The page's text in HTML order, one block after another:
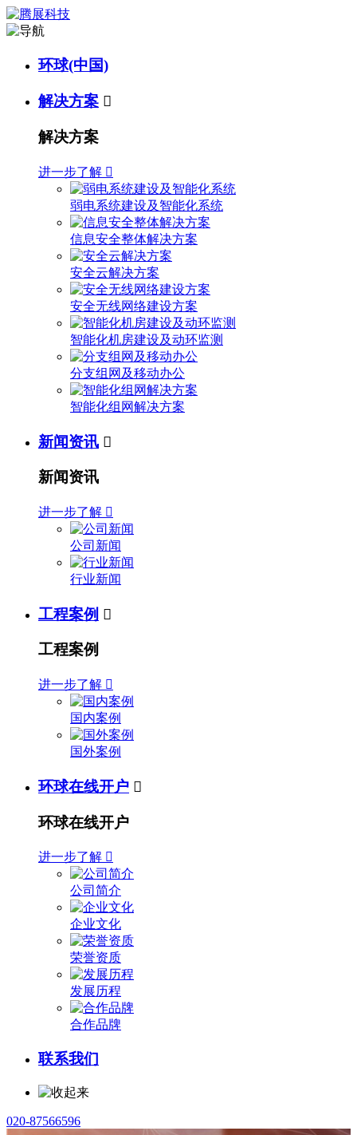
环球(中国)
解决方案 
解决方案
进一步了解 
弱电系统建设及智能化系统
信息安全整体解决方案
安全云解决方案
安全无线网络建设方案
智能化机房建设及动环监测
分支组网及移动办公
智能化组网解决方案
新闻资讯 
新闻资讯
进一步了解 
公司新闻
行业新闻
工程案例 
工程案例
进一步了解 
国内案例
国外案例
环球在线开户 
环球在线开户
进一步了解 
公司简介
企业文化
荣誉资质
发展历程
合作品牌
联系我们
020-87566596